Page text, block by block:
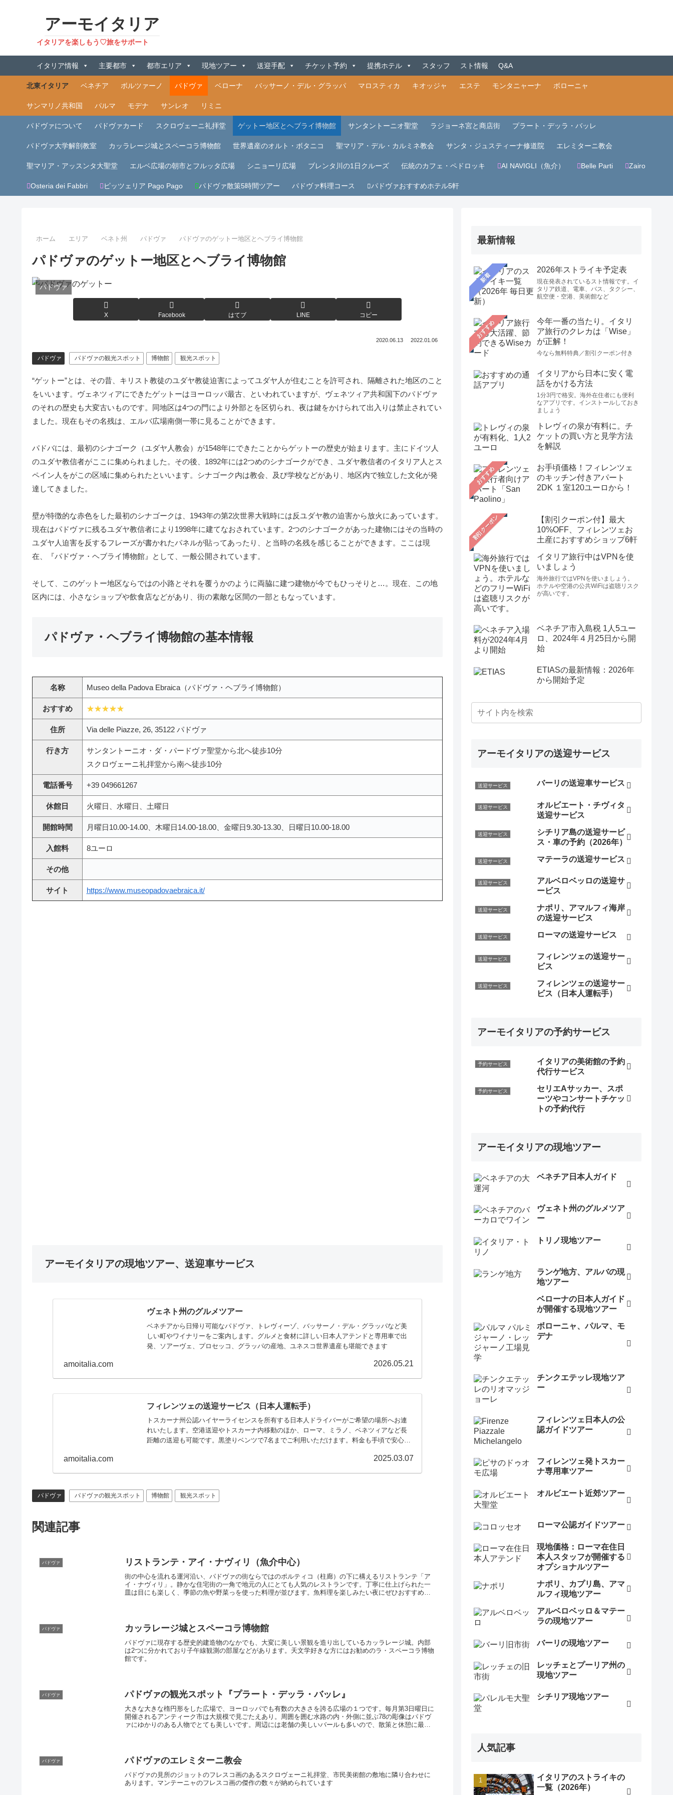
アーモイタリア
イタリアを楽しもう♡旅をサポート
イタリア情報 主要都市 都市エリア 現地ツアー 送迎手配 チケット予約 提携ホテル スタッフ スト情報 Q&A
北東イタリア ベネチア ボルツァーノ パドヴァ ベローナ バッサーノ・デル・グラッパ マロスティカ キオッジャ エステ モンタニャーナ ボローニャ
サンマリノ共和国 パルマ モデナ サンレオ リミニ
パドヴァについて パドヴァカード スクロヴェーニ礼拝堂 ゲットー地区とヘブライ博物館 サンタントーニオ聖堂 ラジョーネ宮と商店街 プラート・デッラ・バッレ
パドヴァ大学解剖教室 カッラレージ城とスペーコラ博物館 世界遺産のオルト・ボタニコ 聖マリア・デル・カルミネ教会 サンタ・ジュスティーナ修道院 エレミターニ教会
聖マリア・アッスンタ大聖堂 エルベ広場の朝市とフルッタ広場 シニョーリ広場 ブレンタ川の1日クルーズ 伝統のカフェ・ペドロッキ AI NAVIGLI（魚介） Belle Parti Zairo
Osteria dei Fabbri ピッツェリア Pago Pago パドヴァ散策5時間ツアー パドヴァ料理コース パドヴァおすすめホテル5軒
ホーム エリア ベネト州 パドヴァ パドヴァのゲットー地区とヘブライ博物館
パドヴァのゲットー地区とヘブライ博物館
パドヴァ
X Facebook はてブ LINE コピー
2020.06.13 2022.01.06
パドヴァ パドヴァの観光スポット 博物館 観光スポット
“ゲットー”とは、その昔、キリスト教徒のユダヤ教徒迫害によってユダヤ人が住むことを許可され、隔離された地区のこと
をいいます。ヴェネツィアにできたゲットーはヨーロッパ最古、といわれていますが、ヴェネツィア共和国下のパドヴァ
のそれの歴史も大変古いものです。同地区は4つの門により外部とを区切られ、夜は鍵をかけられて出入りは禁止されてい
ました。現在もその名残は、エルバ広場南側一帯に見ることができます。
パドバには、最初のシナゴーク（ユダヤ人教会）が1548年にできたことからゲットーの歴史が始まります。主にドイツ人
のユダヤ教信者がここに集められました。その後、1892年には2つめのシナゴークができ、ユダヤ教信者のイタリア人とス
ペイン人をがこの区域に集められたといいます。シナゴーク内は教会、及び学校などがあり、地区内で独立した文化が発
達してきました。
壁が特徴的な赤色をした最初のシナゴークは、1943年の第2次世界大戦時には反ユダヤ教の迫害から放火にあっています。
現在はパドヴァに残るユダヤ教信者により1998年に建てなおされています。2つのシナゴークがあった建物にはその当時の
ユダヤ人迫害を反するフレーズが書かれたパネルが貼ってあったり、と当時の名残を感じることができます。ここは現
在、『パドヴァ・ヘブライ博物館』として、一般公開されています。
そして、このゲットー地区ならではの小路とそれを覆うかのように両脇に建つ建物が今でもひっそりと…。現在、この地
区内には、小さなショップや飲食店などがあり、街の素敵な区間の一部ともなっています。
パドヴァ・ヘブライ博物館の基本情報
名称 Museo della Padova Ebraica（パドヴァ・ヘブライ博物館）
おすすめ
住所 Via delle Piazze, 26, 35122 パドヴァ
行き方
サンタントーニオ・ダ・パードヴァ聖堂から北へ徒歩10分
スクロヴェーニ礼拝堂から南へ徒歩10分
電話番号 +39 049661267
休館日 火曜日、水曜日、土曜日
開館時間 月曜日10.00-14.00、木曜日14.00-18.00、金曜日9.30-13.30、日曜日10.00-18.00
入館料 8ユーロ
その他
サイト https://www.museopadovaebraica.it/
アーモイタリアの現地ツアー、送迎車サービス
ヴェネト州のグルメツアー
ベネチアから日帰り可能なパドヴァ、トレヴィーゾ、‏バッサーノ・デル・グラッパなど美
しい町やワイナリーをご案内します。グルメと食材に詳しい日本人アテンドと専用車で出
発、ソアーヴェ、プロセッコ、グラッパの産地、ユネスコ世界遺産も堪能できます
amoitalia.com 2026.05.21
フィレンツェの送迎サービス（日本人運転手）
トスカーナ州公認ハイヤーライセンスを所有する日本人ドライバーがご希望の場所へお連
れいたします。空港送迎やトスカーナ内移動のほか、ローマ、ミラノ、ベネツィアなど長
距離の送迎も可能です。黒塗りベンツで7名までご利用いただけます。料金も手頃で安心で
amoitalia.com 2025.03.07
パドヴァ パドヴァの観光スポット 博物館 観光スポット
関連記事
パドヴァ リストランテ・アイ・ナヴィリ（魚介中心）
街の中心を流れる運河沿い、パドヴァの街ならではのポルティコ（柱廊）の下に構えるリストランテ「ア
イ・ナヴィリ」。静かな住宅街の一角で地元の人にとても人気のレストランです。丁寧に仕上げられた一
皿は目にも楽しく、季節の魚や野菜っを使った料理が並びます。魚料理を楽しみたい夜にぜひおすすめの
パドヴァ カッラレージ城とスペーコラ博物館
パドヴァに現存する歴史的建造物のなかでも、大変に美しい景観を造り出しているカッラレージ城。内部
は2つに分かれており子午線観測の部屋などがあります。天文学好きな方にはお勧めのラ・スペーコラ博物
館です。
パドヴァ パドヴァの観光スポット『プラート・デッラ・バッレ』
大きな大きな楕円形をした広場で、ヨーロッパでも有数の大きさを誇る広場の１つです。毎月第3日曜日に
開催されるアンティーク市は大規模で見ごたえあり。周囲を囲む水路の内・外側に並ぶ78の彫像はパドヴ
ァにゆかりのある人物でとても美しいです。周辺には老舗の美しいバールも多いので、散策と休憩に最高
パドヴァ パドヴァのエレミターニ教会
パドヴァの見所のジョットのフレスコ画のあるスクロヴェーニ礼拝堂、市民美術館の敷地に隣り合わせに
あります。マンテーニャのフレスコ画の傑作の数々が納められています
最新情報
新着
2026年ストライキ予定表
現在発表されているスト情報です。イ
タリア鉄道、電車、バス、タクシー、
航空便・空港、美術館など
おすすめ
今年一番の当たり。イタリ
ア旅行のクレカは「Wise」
が正解！
今なら無料特典／割引クーポン付き
イタリアから日本に安く電
話をかける方法
1分3円で格安。海外在住者にも便利
なアプリです。インストールしておき
ましょう
トレヴィの泉が有料に。チ
ケットの買い方と見学方法
を解説
おすすめ
お手頃価格！フィレンツェ
のキッチン付きアパート
2DK １室120ユーロから！
【割引クーポン付】最大
10%OFF、フィレンツェお
土産におすすめショップ6軒
イタリア旅行中はVPNを使
いましょう
海外旅行ではVPNを使いましょう。
ホテルや空港の公共WiFiは盗聴リスク
が高いです。
ベネチア市入島税 1人5ユー
ロ、2024年４月25日から開
始
ETIASの最新情報：2026年
から開始予定
アーモイタリアの送迎サービス
送迎サービス バーリの送迎車サービス
送迎サービス
オルビエート・チヴィタ
送迎サービス
送迎サービス
シチリア島の送迎サービ
ス・車の予約（2026年）
送迎サービス マテーラの送迎サービス
送迎サービス
アルベロベッロの送迎サ
ービス
送迎サービス
ナポリ、アマルフィ海岸
の送迎サービス
送迎サービス ローマの送迎サービス
送迎サービス
フィレンツェの送迎サー
ビス
送迎サービス
フィレンツェの送迎サー
ビス（日本人運転手）
アーモイタリアの予約サービス
予約サービス
イタリアの美術館の予約
代行サービス
予約サービス
セリエAサッカー、スポ
ーツやコンサートチケッ
トの予約代行
アーモイタリアの現地ツアー
ベネチア日本人ガイド
ヴェネト州のグルメツア
ー
トリノ現地ツアー
ランゲ地方、アルバの現
地ツアー
ベローナの日本人ガイド
が開催する現地ツアー
ボローニャ、パルマ、モ
デナ
チンクエテッレ現地ツア
ー
フィレンツェ日本人の公
認ガイドツアー
フィレンツェ発トスカー
ナ専用車ツアー
オルビエート近郊ツアー
ローマ公認ガイドツアー
現地価格：ローマ在住日
本人スタッフが開催する
オプショナルツアー
ナポリ、カプリ島、アマ
ルフィ現地ツアー
アルベロベッロ＆マテー
ラの現地ツアー
バーリの現地ツアー
レッチェとプーリア州の
現地ツアー
シチリア現地ツアー
人気記事
イタリアのストライキの
一覧（2026年）